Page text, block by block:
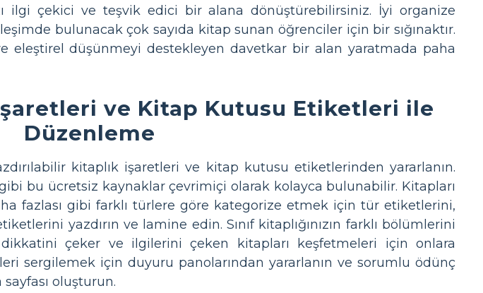
ilgi çekici ve teşvik edici bir alana dönüştürebilirsiniz. İyi organize
bulunacak çok sayıda kitap sunan öğrenciler için bir sığınaktır.
eleştirel düşünmeyi destekleyen davetkar bir alan yaratmada paha
ve Kitap Kutusu Etiketleri ile
Düzenleme
kitaplık işaretleri ve kitap kutusu etiketlerinden yararlanın.
bu ücretsiz kaynaklar çevrimiçi olarak kolayca bulunabilir. Kitapları
fazlası gibi farklı türlere göre kategorize etmek için tür etiketlerini,
yazdırın ve lamine edin. Sınıf kitaplığınızın farklı bölümlerini
çeker ve ilgilerini çeken kitapları keşfetmeleri için onlara
sergilemek için duyuru panolarından yararlanın ve sorumlu ödünç
oluşturun.